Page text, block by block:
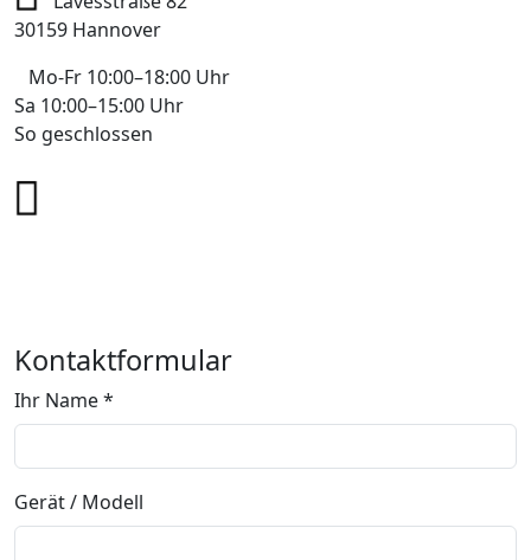
30159 Hannover
Mo-Fr 10:00–18:00 Uhr
Sa 10:00–15:00 Uhr
So geschlossen
Kontaktformular
Ihr Name *
Gerät / Modell